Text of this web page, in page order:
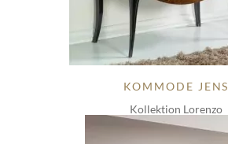
KOMMODE JENS
Kollektion Lorenzo